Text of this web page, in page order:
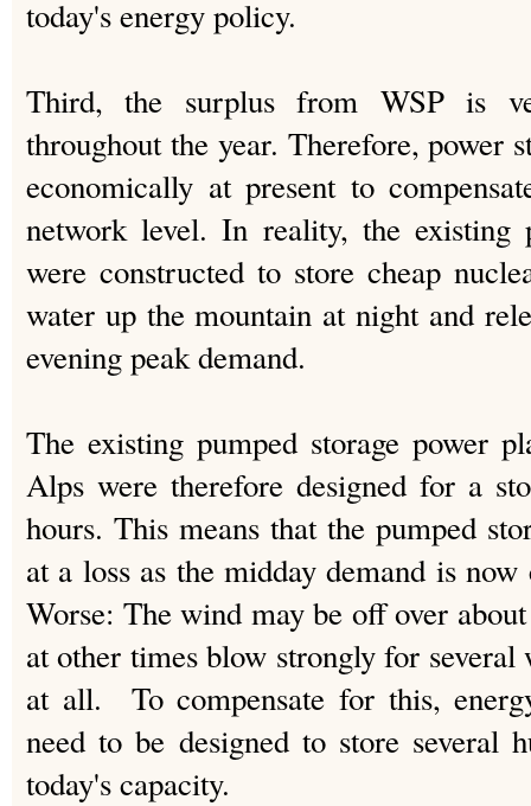
today's energy policy.
Third, the surplus from WSP is
throughout the year. Therefore, power
economically at present to
network level. In reality, the existing
were constructed to store cheap
water up the mountain at night and
evening peak demand.
The existing pumped storage power
Alps were therefore designed for a
hours. This means that the pumped
at a loss as the midday demand is
Worse: The wind may be off over
at other times blow strongly for
at all. To compensate for this,
need to be designed to store several
today's capacity.